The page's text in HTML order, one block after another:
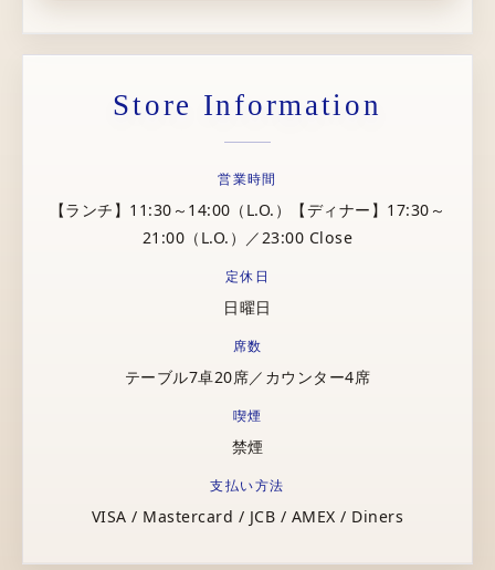
Store Information
営業時間
【ランチ】11:30～14:00（L.O.）【ディナー】17:30～
21:00（L.O.）／23:00 Close
定休日
日曜日
席数
テーブル7卓20席／カウンター4席
喫煙
禁煙
支払い方法
VISA / Mastercard / JCB / AMEX / Diners